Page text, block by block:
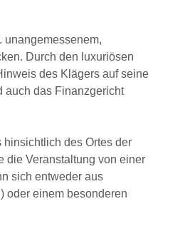
unangemessenem,
Durch den luxuriösen
des Klägers auf seine
auch das Finanzgericht
des Ortes der
die Veranstaltung von einer
sich entweder aus
oder einem besonderen